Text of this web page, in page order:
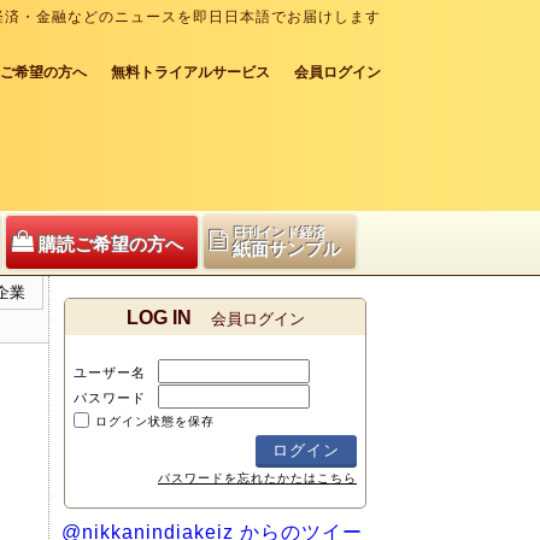
・金融などのニュースを即日日本語でお届けします
希望の方へ 無料トライアルサービス 会員ログイン
購読ご希望の方へ
日刊インド経済
紙面サンプル
業
LOG IN 会員ログイン
ユーザー名
パスワード
ログイン状態を保存
パスワードを忘れたかたはこちら
@nikkanindiakeiz からのツイー